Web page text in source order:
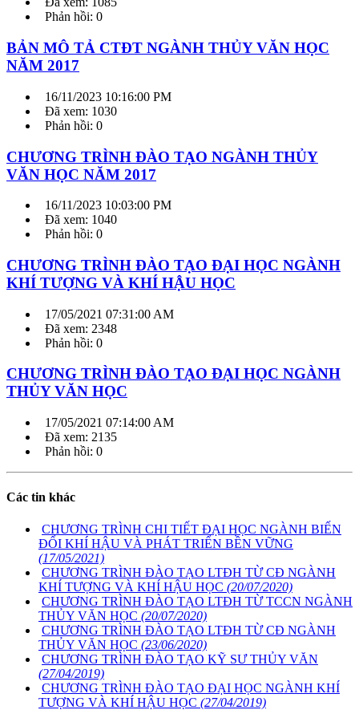
Phản hồi: 0
BẢN MÔ TẢ CTĐT NGÀNH THỦY VĂN HỌC
NĂM 2017
16/11/2023 10:16:00 PM
Đã xem: 1030
Phản hồi: 0
CHƯƠNG TRÌNH ĐÀO TẠO NGÀNH THỦY
VĂN HỌC NĂM 2017
16/11/2023 10:03:00 PM
Đã xem: 1040
Phản hồi: 0
CHƯƠNG TRÌNH ĐÀO TẠO ĐẠI HỌC NGÀNH
KHÍ TƯỢNG VÀ KHÍ HẬU HỌC
17/05/2021 07:31:00 AM
Đã xem: 2348
Phản hồi: 0
CHƯƠNG TRÌNH ĐÀO TẠO ĐẠI HỌC NGÀNH
THỦY VĂN HỌC
17/05/2021 07:14:00 AM
Đã xem: 2135
Phản hồi: 0
Các tin khác
CHƯƠNG TRÌNH CHI TIẾT ĐẠI HỌC NGÀNH BIẾN
ĐỔI KHÍ HẬU VÀ PHÁT TRIỂN BỀN VỮNG
(17/05/2021)
CHƯƠNG TRÌNH ĐÀO TẠO LTĐH TỪ CĐ NGÀNH
KHÍ TƯỢNG VÀ KHÍ HẬU HỌC (20/07/2020)
CHƯƠNG TRÌNH ĐÀO TẠO LTĐH TỪ TCCN NGÀNH
THỦY VĂN HỌC (20/07/2020)
CHƯƠNG TRÌNH ĐÀO TẠO LTĐH TỪ CĐ NGÀNH
THỦY VĂN HỌC (23/06/2020)
CHƯƠNG TRÌNH ĐÀO TẠO KỸ SƯ THỦY VĂN
(27/04/2019)
CHƯƠNG TRÌNH ĐÀO TẠO ĐẠI HỌC NGÀNH KHÍ
TƯỢNG VÀ KHÍ HẬU HỌC (27/04/2019)